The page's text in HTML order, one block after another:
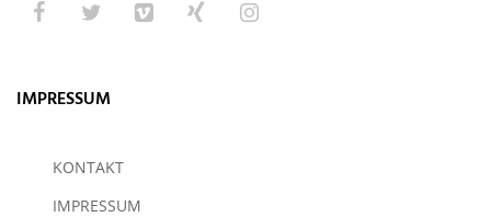
IMPRESSUM
KONTAKT
IMPRESSUM